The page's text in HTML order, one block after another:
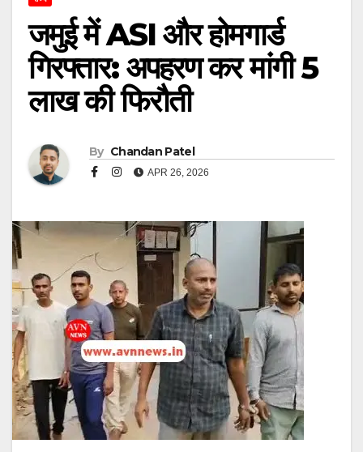
जमुई में ASI और होमगार्ड
गिरफ्तार: अपहरण कर मांगी 5
लाख की फिरौती
By Chandan Patel
APR 26, 2026